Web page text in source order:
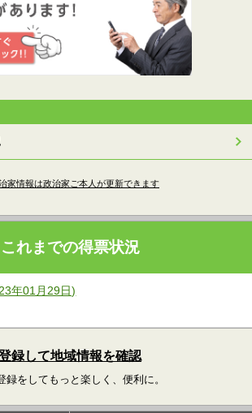
家情報は政治家ご本人が更新できます
これまでの得票状況
年01月29日)
録して地域情報を確認
録をしてもっと楽しく、便利に。